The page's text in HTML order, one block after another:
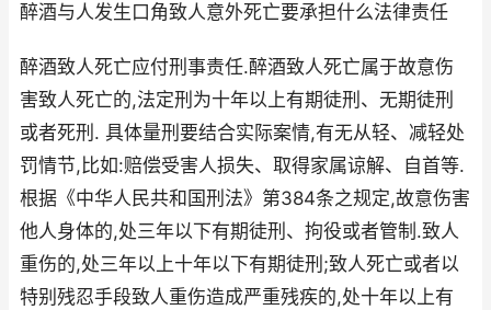
醉酒与人发生口角致人意外死亡要承担什么法律责任
醉酒致人死亡应付刑事责任.醉酒致人死亡属于故意伤
害致人死亡的,法定刑为十年以上有期徒刑、无期徒刑
或者死刑. 具体量刑要结合实际案情,有无从轻、减轻处
罚情节,比如:赔偿受害人损失、取得家属谅解、自首等.
根据《中华人民共和国刑法》第384条之规定,故意伤害
他人身体的,处三年以下有期徒刑、拘役或者管制.致人
重伤的,处三年以上十年以下有期徒刑;致人死亡或者以
特别残忍手段致人重伤造成严重残疾的,处十年以上有